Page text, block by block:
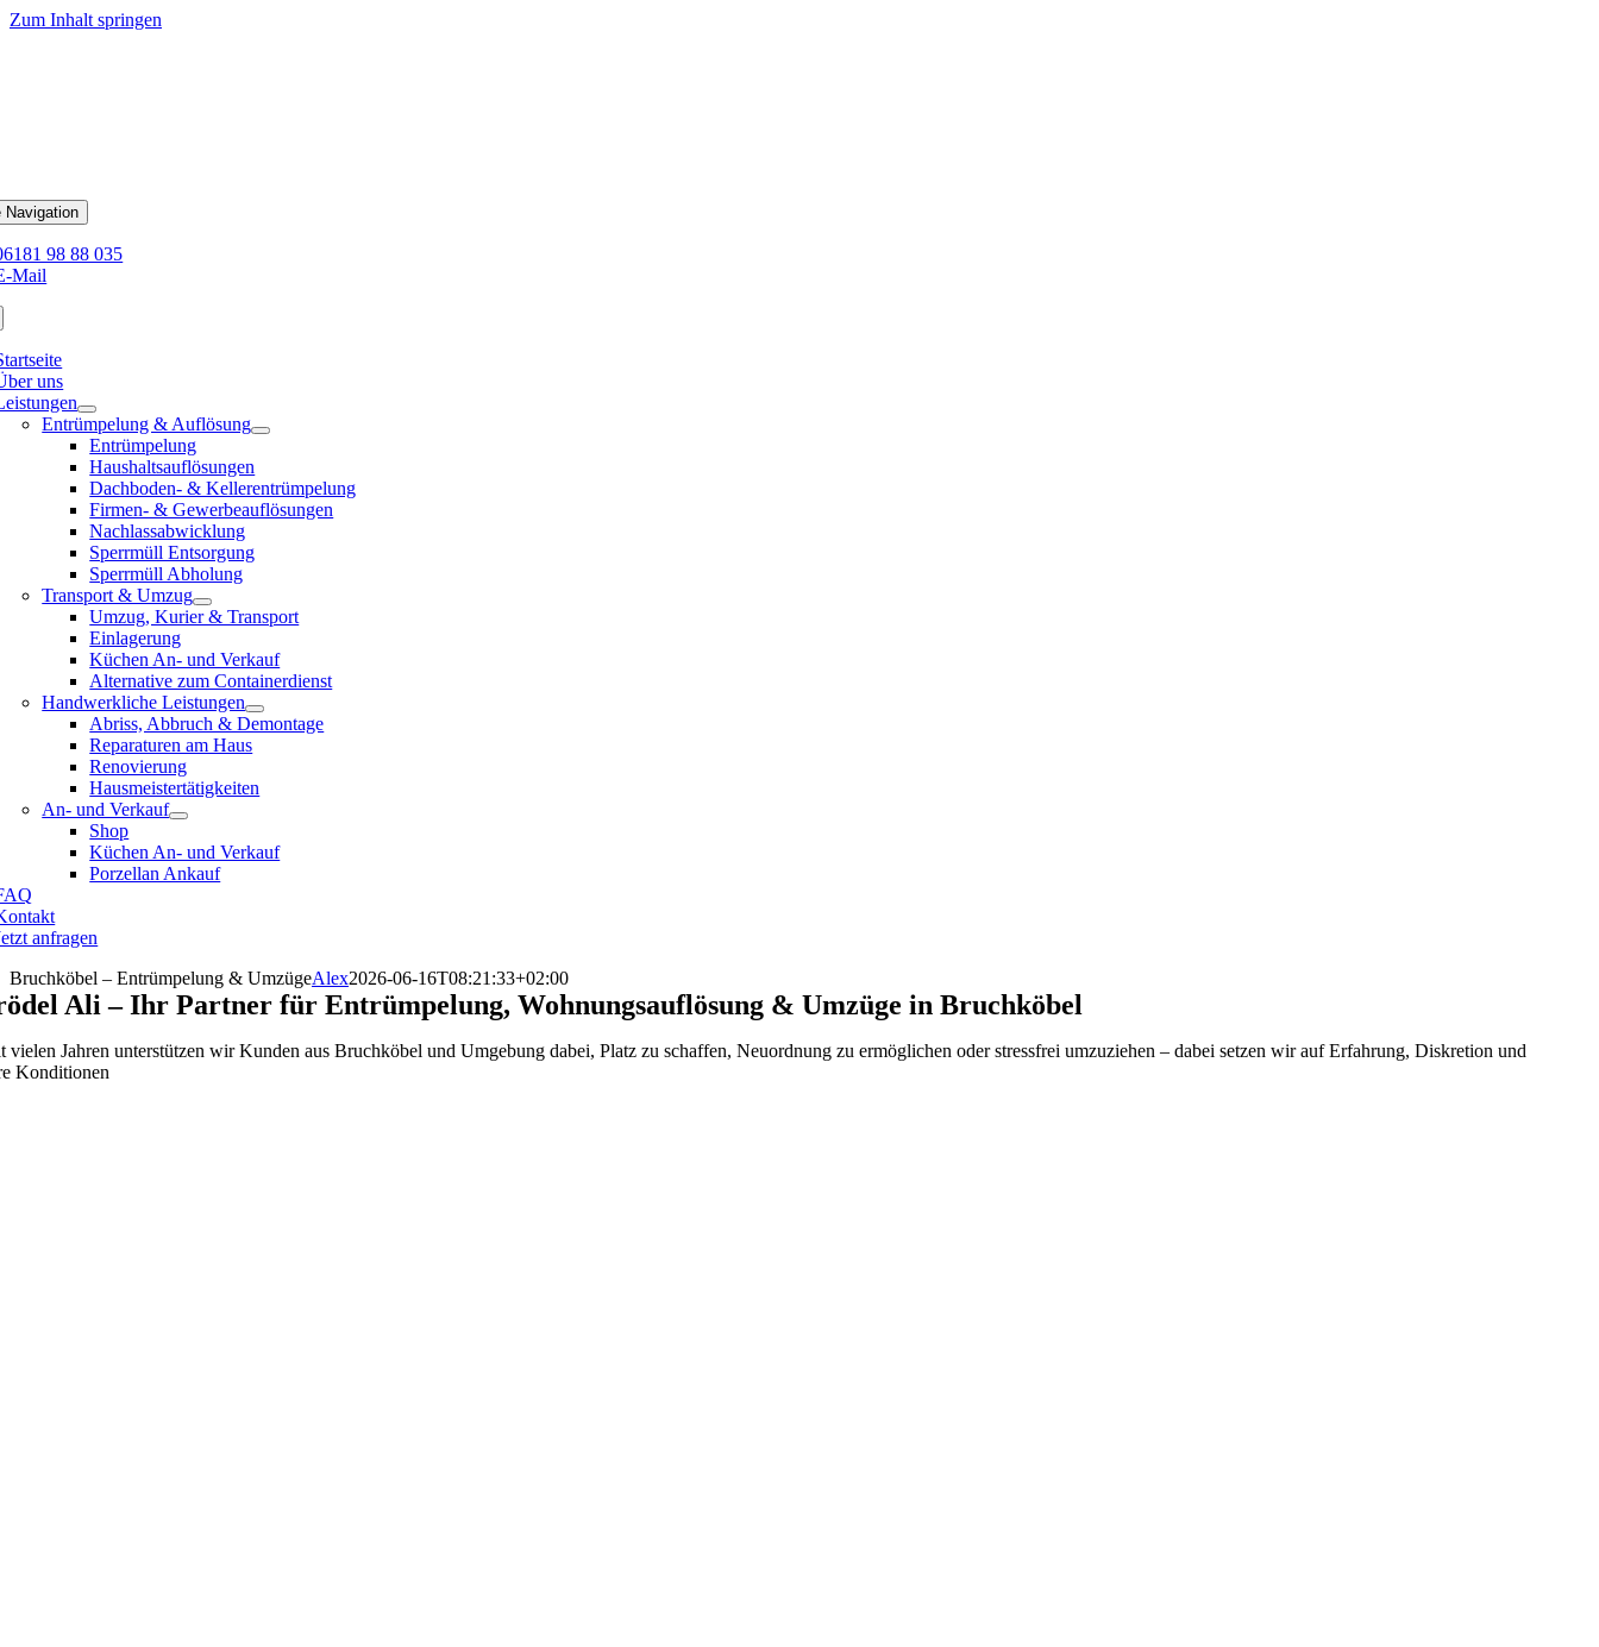
Zum Inhalt springen
Navigation
98 88 035
Mail
uns
Entrümpelung & Auflösung
Entrümpelung
Haushaltsauflösungen
Dachboden- & Kellerentrümpelung
Firmen- & Gewerbeauflösungen
Nachlassabwicklung
Sperrmüll Entsorgung
Sperrmüll Abholung
Transport & Umzug
Umzug, Kurier & Transport
Einlagerung
Küchen An- und Verkauf
Alternative zum Containerdienst
Handwerkliche Leistungen
Abriss, Abbruch & Demontage
Reparaturen am Haus
Renovierung
Hausmeistertätigkeiten
An- und Verkauf
Shop
Küchen An- und Verkauf
Porzellan Ankauf
anfragen
Bruchköbel – Entrümpelung & UmzügeAlex2026-06-16T08:21:33+02:00
Ali – Ihr Partner für Entrümpelung, Wohnungsauflösung & Umzüge in Bruchköbel
vielen Jahren unterstützen wir Kunden aus Bruchköbel und Umgebung dabei, Platz zu schaffen, Neuordnung zu ermöglichen oder stressfrei umzuziehen – dabei setzen wir auf Erfahrung, Diskretion und
Konditionen